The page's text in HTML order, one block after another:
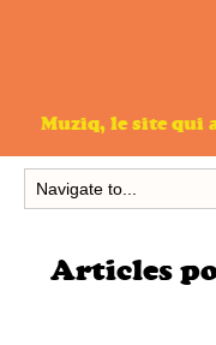
Muziq, le site qui
Articles